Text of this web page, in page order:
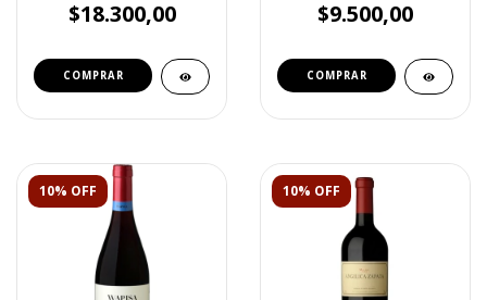
$18.300,00 $9.500,00
10% OFF 10% OFF